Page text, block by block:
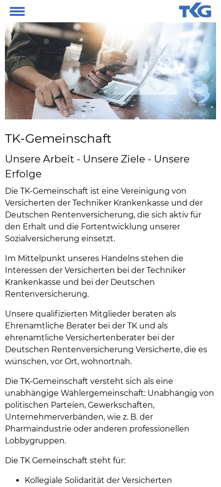
TK-Gemeinschaft
Unsere Arbeit - Unsere Ziele - Unsere
Erfolge
Die TK-Gemeinschaft ist eine Vereinigung von
Versicherten der Techniker Krankenkasse und der
Deutschen Rentenversicherung, die sich aktiv für
den Erhalt und die Fortentwicklung unserer
Sozialversicherung einsetzt.
Im Mittelpunkt unseres Handelns stehen die
Interessen der Versicherten bei der Techniker
Krankenkasse und bei der Deutschen
Rentenversicherung.
Unsere qualifizierten Mitglieder beraten als
Ehrenamtliche Berater bei der TK und als
ehrenamtliche Versichertenberater bei der
Deutschen Rentenversicherung Versicherte, die es
wünschen, vor Ort, wohnortnah.
Die TK-Gemeinschaft versteht sich als eine
unabhängige Wählergemeinschaft: Unabhängig von
politischen Parteien, Gewerkschaften,
Unternehmerverbänden, wie z. B. der
Pharmaindustrie oder anderen professionellen
Lobbygruppen.
Die TK Gemeinschaft steht für:
Kollegiale Solidarität der Versicherten